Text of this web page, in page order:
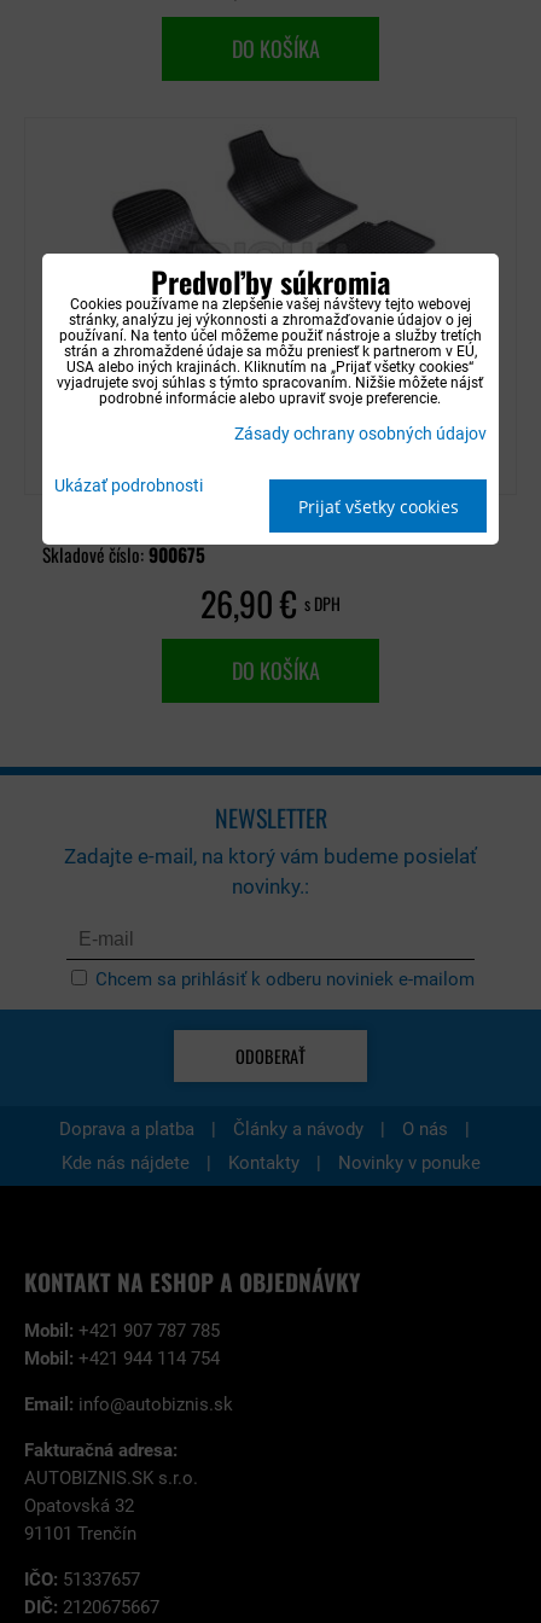
DO KOŠÍKA
Autorohože gumové Rigum - Ford KA 2008-
Distribučný sklad (1-3 dni)
Skladové číslo:900675
26,90 € s DPH
DO KOŠÍKA
NEWSLETTER
Zadajte e-mail, na ktorý vám budeme posielať
novinky.:
Chcem sa prihlásiť k odberu noviniek e-mailom
ODOBERAŤ
Doprava a platba | Články a návody | O nás
|
Kde nás nájdete
| Kontakty | Novinky v ponuke
KONTAKT NA ESHOP A OBJEDNÁVKY
Mobil: +421 907 787 785
Mobil: +421 944 114 754
Email: info@autobiznis.sk
Fakturačná adresa:
AUTOBIZNIS.SK s.r.o.
Opatovská 32
91101 Trenčín
IČO: 51337657
DIČ: 2120675667
Predvoľby súkromia
Cookies používame na zlepšenie vašej návštevy tejto webovej
stránky, analýzu jej výkonnosti a zhromažďovanie údajov o jej
používaní. Na tento účel môžeme použiť nástroje a služby tretích
strán a zhromaždené údaje sa môžu preniesť k partnerom v EÚ,
USA alebo iných krajinách. Kliknutím na „Prijať všetky cookies“
vyjadrujete svoj súhlas s týmto spracovaním. Nižšie môžete nájsť
podrobné informácie alebo upraviť svoje preferencie.
Zásady ochrany osobných údajov
Ukázať podrobnosti
Prijať všetky cookies